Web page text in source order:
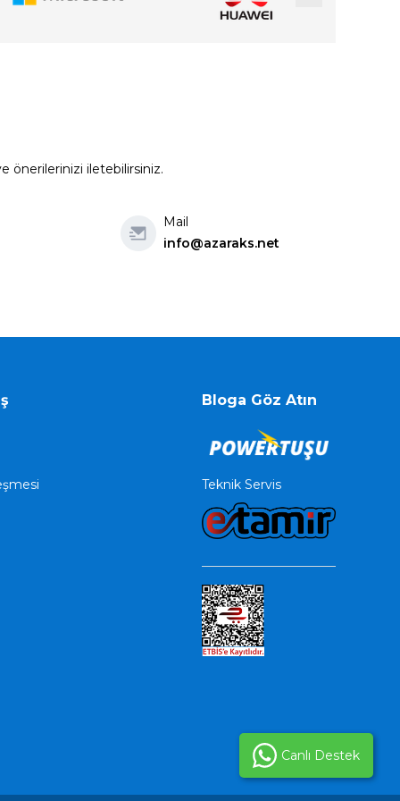
önerilerinizi iletebilirsiniz.
Mail
info@azaraks.net
Bloga Göz Atın
Teknik Servis
Canlı Destek